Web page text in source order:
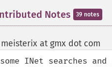
Notes 39 notes
meisterix at gmx dot com
INet searches